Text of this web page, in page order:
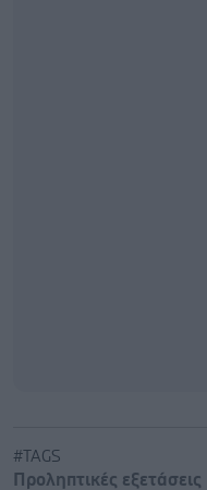
#TAGS
Προληπτικές εξετάσεις